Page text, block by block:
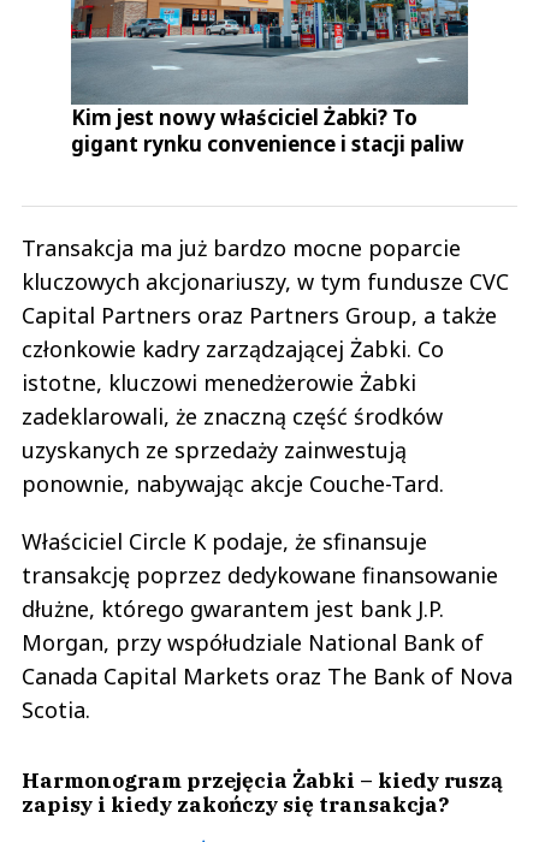
Kim jest nowy właściciel Żabki? To
gigant rynku convenience i stacji paliw
Transakcja ma już bardzo mocne poparcie
kluczowych akcjonariuszy, w tym fundusze CVC
Capital Partners oraz Partners Group, a także
członkowie kadry zarządzającej Żabki. Co
istotne, kluczowi menedżerowie Żabki
zadeklarowali, że znaczną część środków
uzyskanych ze sprzedaży zainwestują
ponownie, nabywając akcje Couche-Tard.
Właściciel Circle K podaje, że sfinansuje
transakcję poprzez dedykowane finansowanie
dłużne, którego gwarantem jest bank J.P.
Morgan, przy współudziale National Bank of
Canada Capital Markets oraz The Bank of Nova
Scotia.
Harmonogram przejęcia Żabki – kiedy ruszą
zapisy i kiedy zakończy się transakcja?